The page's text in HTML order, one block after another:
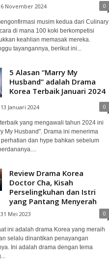
6 November 2024 0
musim kedua dari Culinary
di mana 100 koki berkompetisi
keahlian memasak mereka.
tayangannya, berikut ini...
5 Alasan “Marry My
Husband” adalah Drama
Korea Terbaik Januari 2024
13 Januari 2024 0
yang mengawali tahun 2024 ini
My Husband". Drama ini menerima
dan hype bahkan sebelum
Review Drama Korea
Doctor Cha, Kisah
Perselingkuhan dan Istri
yang Pantang Menyerah
31 Mei 2023 0
ini adalah drama Korea yang meraih
selalu dinantikan penayangan
Ini adalah drama dengan tema